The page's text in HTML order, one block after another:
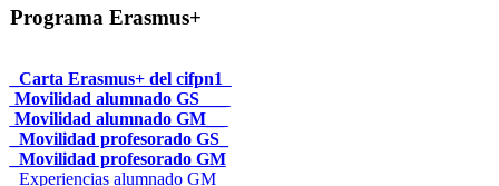
Programa Erasmus+
_Carta Erasmus+ del cifpn1
Movilidad alumnado GS___
Movilidad alumnado GM__
_Movilidad profesorado GS_
_Movilidad profesorado GM
_Experiencias alumnado GM_